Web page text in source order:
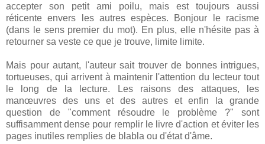
accepter son petit ami poilu, mais est toujours aussi
réticente envers les autres espèces. Bonjour le racisme
(dans le sens premier du mot). En plus, elle n'hésite pas à
retourner sa veste ce que je trouve, limite limite.
Mais pour autant, l'auteur sait trouver de bonnes intrigues,
tortueuses, qui arrivent à maintenir l'attention du lecteur tout
le long de la lecture. Les raisons des attaques, les
manœuvres des uns et des autres et enfin la grande
question de "comment résoudre le problème ?" sont
suffisamment dense pour remplir le livre d'action et éviter les
pages inutiles remplies de blabla ou d'état d'âme.